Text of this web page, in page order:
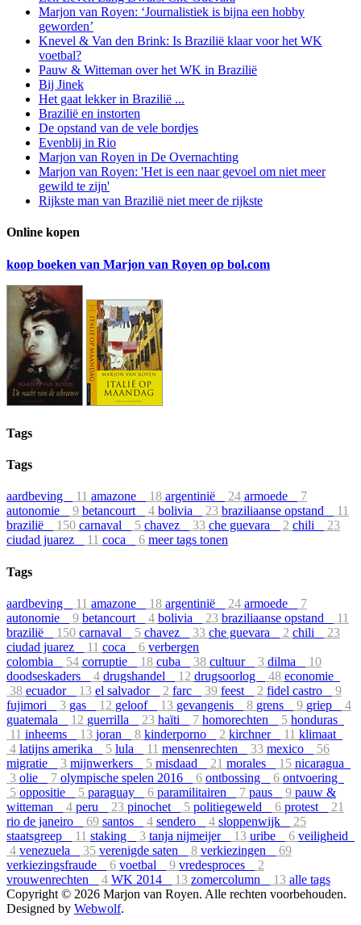
Marjon van Royen: ‘Journalistiek is bijna een hobby
geworden’
Knevel & Van den Brink: Is Brazilië klaar voor het WK
voetbal?
Pauw & Witteman over het WK in Brazilië
Bij Jinek
Het gaat lekker in Brazilië ...
Brazilië en instorten
De opstand van de vele bordjes
Evenblij in Rio
Marjon van Royen in De Overnachting
Marjon van Royen: 'Het is een naar gevoel om niet meer
gewild te zijn'
Rijkste man van Brazilië niet meer de rijkste
Online kopen
koop boeken van Marjon van Royen op bol.com
Tags
Tags
aardbeving 11 amazone 18 argentinië 24 armoede
7
autonomie
9 betancourt 4 bolivia 23 braziliaanse opstand
11
brazilië
150 carnaval 5 chavez 33 che guevara 2 chili
23
ciudad juarez
11 coca 6 meer tags tonen
Tags
aardbeving 11 amazone 18 argentinië 24 armoede
7
autonomie
9 betancourt 4 bolivia 23 braziliaanse opstand
11
brazilië
150 carnaval 5 chavez 33 che guevara 2 chili
23
ciudad juarez
11 coca 6 verbergen
colombia
54 corruptie 18 cuba 38 cultuur 3 dilma
10
doodseskaders
4 drugshandel 12 drugsoorlog 48 economie
38 ecuador 13 el salvador 2 farc 39 feest 2 fidel castro
9
fujimori
3 gas 12 geloof 13 gevangenis 8 grens 9 griep
4
guatemala
12 guerrilla 23 haïti 7 homorechten 5 honduras
11 inheems 13 joran 8 kinderporno 2 kirchner 11 klimaat
4 latijns amerika 5 lula 11 mensenrechten 33 mexico
56
migratie
3 mijnwerkers 5 misdaad 21 morales 15 nicaragua
3 olie 7 olympische spelen 2016 6 ontbossing 6 ontvoering
5 oppositie 5 paraguay 6 paramilitairen 7 paus 9 pauw &
witteman
4 peru 23 pinochet 5 politiegeweld 6 protest
21
rio de janeiro
69 santos 4 sendero 4 sloppenwijk
25
staatsgreep
11 staking 3 tanja nijmeijer 13 uribe 6 veiligheid
4 venezuela 35 verenigde saten 8 verkiezingen
69
verkiezingsfraude
6 voetbal 9 vredesproces
2
vrouwenrechten
4 WK 2014 13 zomercolumn 13 alle tags
Copyright © 2026 Marjon van Royen. Alle rechten voorbehouden.
Designed by Webwolf.